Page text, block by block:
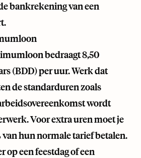
bankrekening van een
bedraagt 8,50
(BDD) per uur. Werk dat
de standarduren zoals
wordt
Voor extra uren moet je
van hun normale tarief betalen.
op een feestdag of een